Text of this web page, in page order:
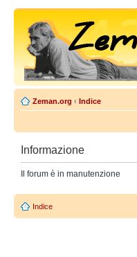
Zeman.org ‹ Indice
Informazione
Il forum è in manutenzione
Indice